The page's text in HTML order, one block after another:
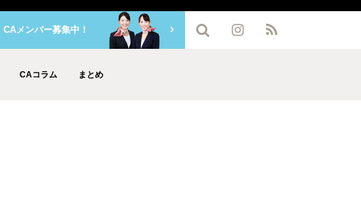
CAコラム まとめ
CAメンバー募集中！